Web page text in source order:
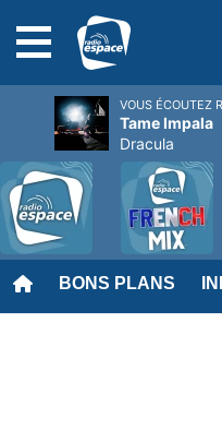
BONS PLANS
VOUS ÉCOUTEZ
Tame Impala
Dracula